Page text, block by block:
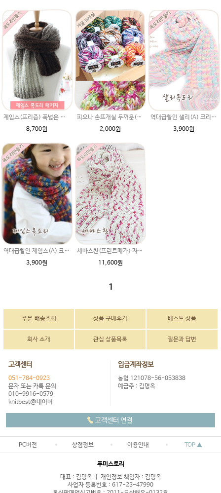
제임스(프리즘) 폭넓은 목도리패키지 /남자목도리 여자목도리 커플목도리 2코고무단뜨기 /겨울목도리 / 목도리만들기
8,700원
피오나 손뜨개실 두꺼운(털실,부드러운 뜨게질실)
2,000원
역대급할인 샐리(A) 크리스마스선물 옥스퍼드 꽈배기손뜨개질목도리뜨기
3,900원
역대급할인 제임스(A) 크리스마스선물 옥스퍼드 손뜨개질목도리뜨기
3,900원
세바스찬(프린트메가) 자라무늬 목도리패키지/ 추운겨울 diy패키지 동영상+무료도안 이쁘게뜨는법
11,600원
1
주문.배송조회 상품 구매후기 베스트 상품
회사 소개 관심 상품목록 질문과 답변
고객센터
051-784-0923
문자 또는 카톡 문의
010-9916-0579
knitbest@네이버
입금계좌정보
농협 121078-56-053838
예금주 : 김명옥
고객센터 연결
PC버전 상점정보 이용안내 TOP ▲
푸미스토리
대표 : 김명옥 ㅣ 개인정보 책임자 : 김명옥
사업자 등록번호 : 617-23-47990